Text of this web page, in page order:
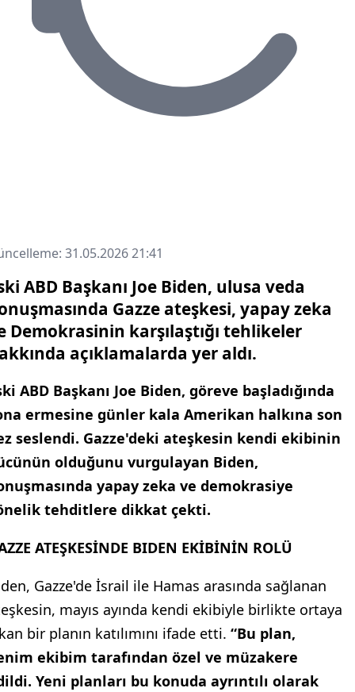
31.05.2026 21:41
ABD Başkanı Joe Biden, ulusa veda
Gazze ateşkesi, yapay zeka
Demokrasinin karşılaştığı tehlikeler
açıklamalarda yer aldı.
ABD Başkanı Joe Biden, göreve başladığında
ermesine günler kala Amerikan halkına son
seslendi. Gazze'deki ateşkesin kendi ekibinin
olduğunu vurgulayan Biden,
yapay zeka ve demokrasiye
tehditlere dikkat çekti.
ATEŞKESİNDE BIDEN EKİBİNİN ROLÜ
Gazze'de İsrail ile Hamas arasında sağlanan
mayıs ayında kendi ekibiyle birlikte ortaya
bir planın katılımını ifade etti. “Bu plan,
ekibim tarafından özel ve müzakere
Yeni planları bu konuda ayrıntılı olarak